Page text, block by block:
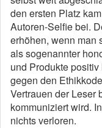
den ersten Platz
Autoren-Selfie bei.
erhöhen, wenn man
als sogenannter
und Produkte
gegen den
Vertrauen der Leser
kommuniziert wird.
nichts verloren.